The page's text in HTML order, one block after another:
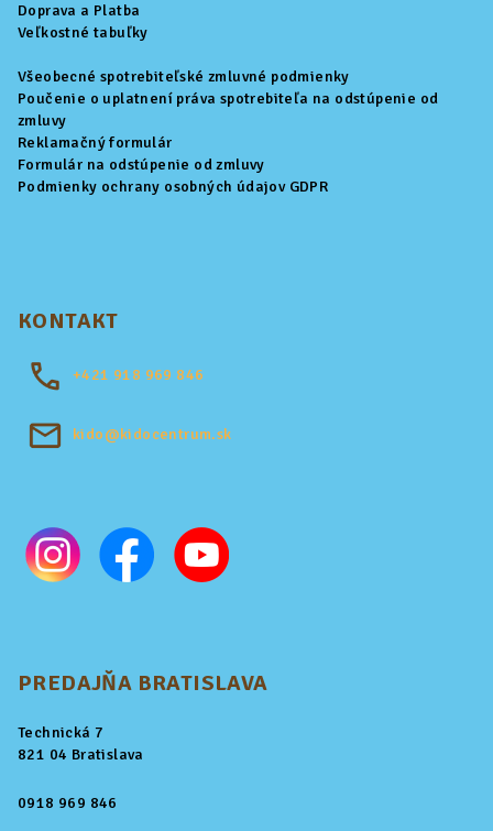
Doprava a Platba
Veľkostné tabuľky
Všeobecné spotrebiteľské zmluvné podmienky
Poučenie o uplatnení práva spotrebiteľa na odstúpenie od
zmluvy
Reklamačný formulár
Formulár na odstúpenie od zmluvy
Podmienky ochrany osobných údajov GDPR
KONTAKT
+421 918 969 846
kido@kidocentrum.sk
PREDAJŇA BRATISLAVA
Technická 7
821 04 Bratislava
0918 969 846